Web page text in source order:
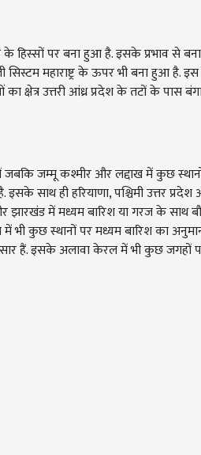
के हिस्सों पर बना हुआ है. इसके प्रभाव से
सिस्टम महाराष्ट्र के ऊपर भी बना हुआ है.
क्षेत्र उत्तरी आंध्र प्रदेश के तटों के पास
जबकि जम्मू कश्मीर और लद्दाख में कुछ
साथ ही हरियाणा, पश्चिमी उत्तर प्रदेश
झारखंड में मध्यम बारिश या गरज के साथ
में भी कुछ स्थानों पर मध्यम बारिश का
हैं. इसके अलावा केरल में भी कुछ जगहों पर